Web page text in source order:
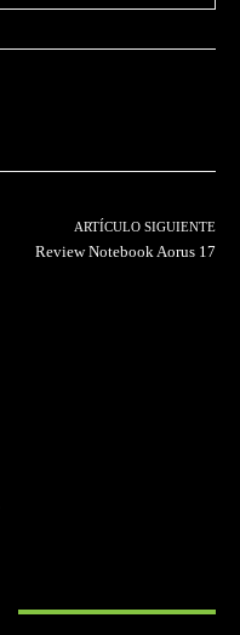
ARTÍCULO SIGUIENTE
Review Notebook Aorus 17